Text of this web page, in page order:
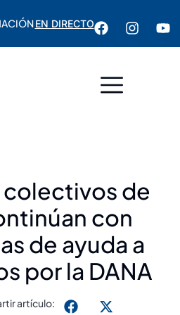
EN DIRECTO
colectivos de
con
de ayuda a
por la DANA
artículo: